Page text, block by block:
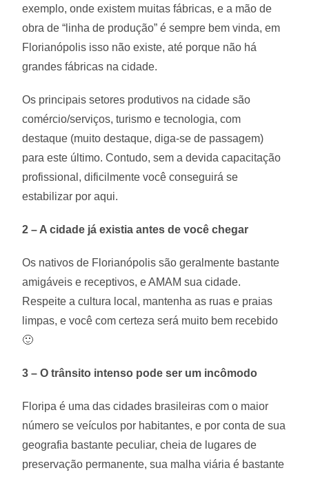
exemplo, onde existem muitas fábricas, e a mão de
obra de “linha de produção” é sempre bem vinda, em
Florianópolis isso não existe, até porque não há
grandes fábricas na cidade.
Os principais setores produtivos na cidade são
comércio/serviços, turismo e tecnologia, com
destaque (muito destaque, diga-se de passagem)
para este último. Contudo, sem a devida capacitação
profissional, dificilmente você conseguirá se
estabilizar por aqui.
2 – A cidade já existia antes de você chegar
Os nativos de Florianópolis são geralmente bastante
amigáveis e receptivos, e AMAM sua cidade.
Respeite a cultura local, mantenha as ruas e praias
limpas, e você com certeza será muito bem recebido
🙂
3 – O trânsito intenso pode ser um incômodo
Floripa é uma das cidades brasileiras com o maior
número se veículos por habitantes, e por conta de sua
geografia bastante peculiar, cheia de lugares de
preservação permanente, sua malha viária é bastante